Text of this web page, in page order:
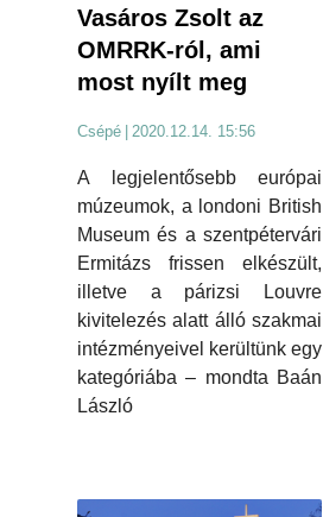
Vasáros Zsolt az
OMRRK-ról, ami
most nyílt meg
Csépé 2020.12.14. 15:56
A legjelentősebb európai
múzeumok, a londoni British
Museum és a szentpétervári
Ermitázs frissen elkészült,
illetve a párizsi Louvre
kivitelezés alatt álló szakmai
intézményeivel kerültünk egy
kategóriába – mondta Baán
László